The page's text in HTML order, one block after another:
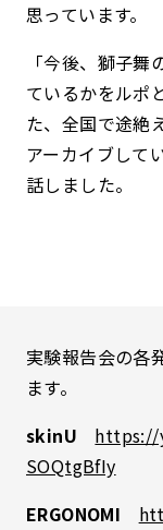
思っています。
「今後、獅子
ているかをルポ
た、全国で途絶
アーカイブして
話しました。
実験報告会の各
ます。​​
skinU https://
SOQtgBfIy
ERGONOMI